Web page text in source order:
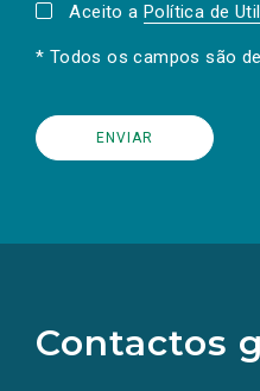
Aceito a Política de
* Todos os campos são
Contactos
redes
sociais